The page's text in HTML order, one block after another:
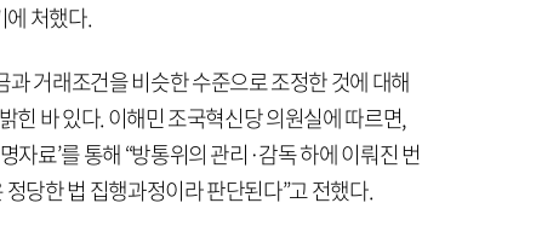
처했다.
거래조건을 비슷한 수준으로 조정한 것에 대해
힌 바 있다. 이해민 조국혁신당 의원실에 따르면,
자료’를 통해 “방통위의 관리·감독 하에 이뤄진 번
당한 법 집행과정이라 판단된다”고 전했다.